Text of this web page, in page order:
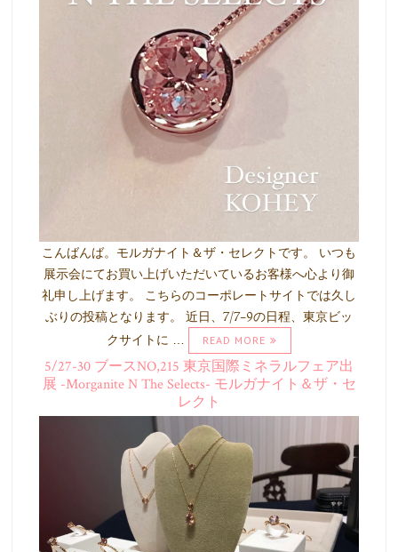
こんばんば。モルガナイト＆ザ・セレクトです。 いつも
展示会にてお買い上げいただいているお客様へ心より御
礼申し上げます。 こちらのコーポレートサイトでは久し
ぶりの投稿となります。 近日、7/7-9の日程、東京ビッ
クサイトに …
READ MORE
5/27-30 ブースNO,215 東京国際ミネラルフェア出
展 -Morganite N The Selects- モルガナイト＆ザ・セ
レクト